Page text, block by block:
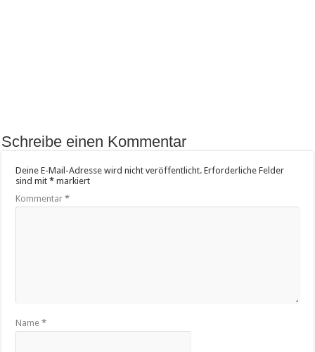
Schreibe einen Kommentar
Deine E-Mail-Adresse wird nicht veröffentlicht. Erforderliche Felder
sind mit* markiert
Kommentar*
Name*